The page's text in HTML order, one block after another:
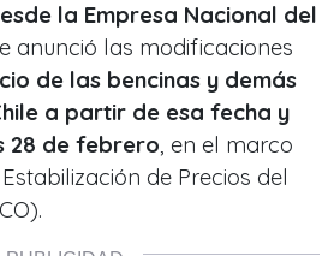
la Empresa Nacional del
anunció las modificaciones
de las bencinas y demás
a partir de esa fecha y
28 de febrero, en el marco
de Precios del